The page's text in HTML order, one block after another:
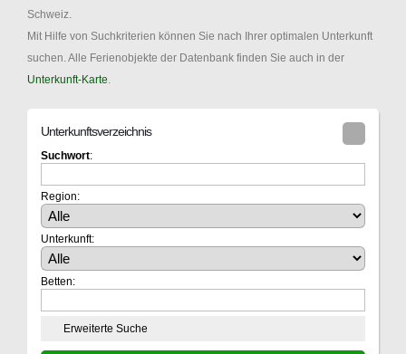
Schweiz.
Mit Hilfe von Suchkriterien können Sie nach Ihrer optimalen Unterkunft
suchen. Alle Ferienobjekte der Datenbank finden Sie auch in der
Unterkunft-Karte
Unterkunftsverzeichnis
Suchwort:
Region:
Unterkunft:
Betten:
Erweiterte Suche